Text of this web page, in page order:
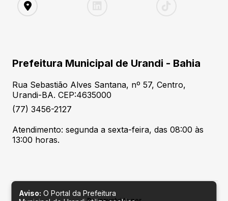
Prefeitura Municipal de Urandi - Bahia
Rua Sebastião Alves Santana, nº 57, Centro,
Urandi-BA. CEP:4635000
(77) 3456-2127
Atendimento: segunda a sexta-feira, das 08:00 às
13:00 horas.
Aviso: O Portal da Prefeitura